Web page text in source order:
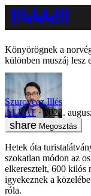
Könyörögnek a
különben muszáj lesz
Szurovecz Illés
ÁLLAT
2022.
Megosztás
Hetek óta
szokatlan módon az
elkeresztelt, 600 kilós
igyekeznek a
róla.